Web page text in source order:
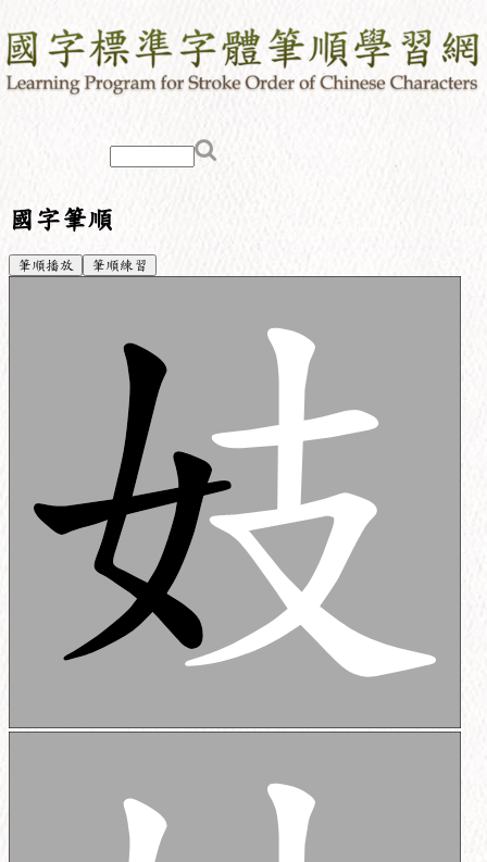
國字筆順
筆順播放 筆順練習